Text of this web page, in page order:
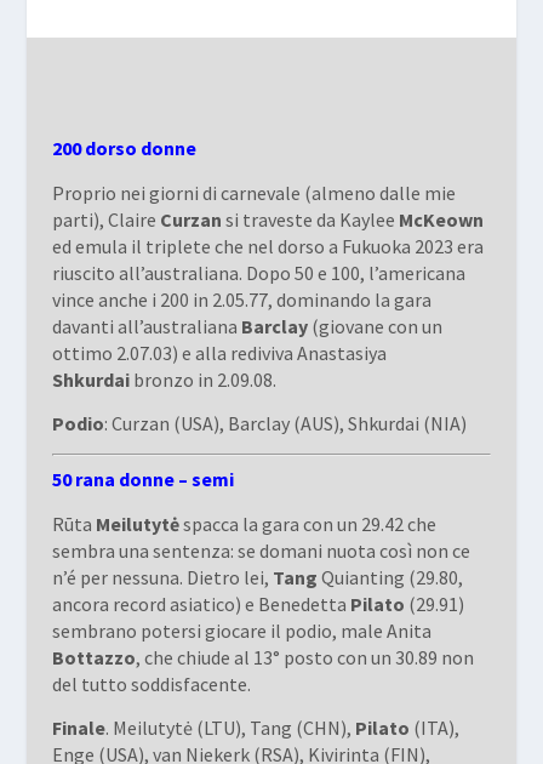
200 dorso donne
Proprio nei giorni di carnevale (almeno dalle mie
parti), Claire Curzan si traveste da Kaylee McKeown
ed emula il triplete che nel dorso a Fukuoka 2023 era
riuscito all’australiana. Dopo 50 e 100, l’americana
vince anche i 200 in 2.05.77, dominando la gara
davanti all’australiana Barclay(giovane con un
ottimo 2.07.03) e alla rediviva Anastasiya
Shkurdaibronzo in 2.09.08.
Podio: Curzan (USA), Barclay (AUS), Shkurdai (NIA)
50 rana donne – semi
Rūta Meilutytėspacca la gara con un 29.42 che
sembra una sentenza: se domani nuota così non ce
n’é per nessuna. Dietro lei, Tang Quianting (29.80,
ancora record asiatico) e Benedetta Pilato (29.91)
sembrano potersi giocare il podio, male Anita
Bottazzo, che chiude al 13° posto con un 30.89 non
del tutto soddisfacente.
Finale. Meilutytė (LTU), Tang (CHN), Pilato (ITA),
Enge (USA), van Niekerk (RSA), Kivirinta (FIN),